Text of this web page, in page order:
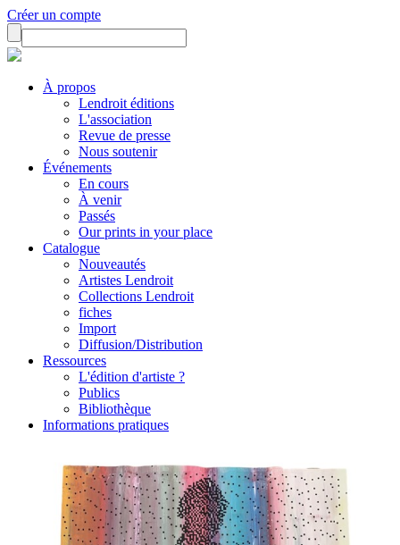
Créer un compte
À propos
Lendroit éditions
L'association
Revue de presse
Nous soutenir
Événements
En cours
À venir
Passés
Our prints in your place
Catalogue
Nouveautés
Artistes Lendroit
Collections Lendroit
fiches
Import
Diffusion/Distribution
Ressources
L'édition d'artiste ?
Publics
Bibliothèque
Informations pratiques